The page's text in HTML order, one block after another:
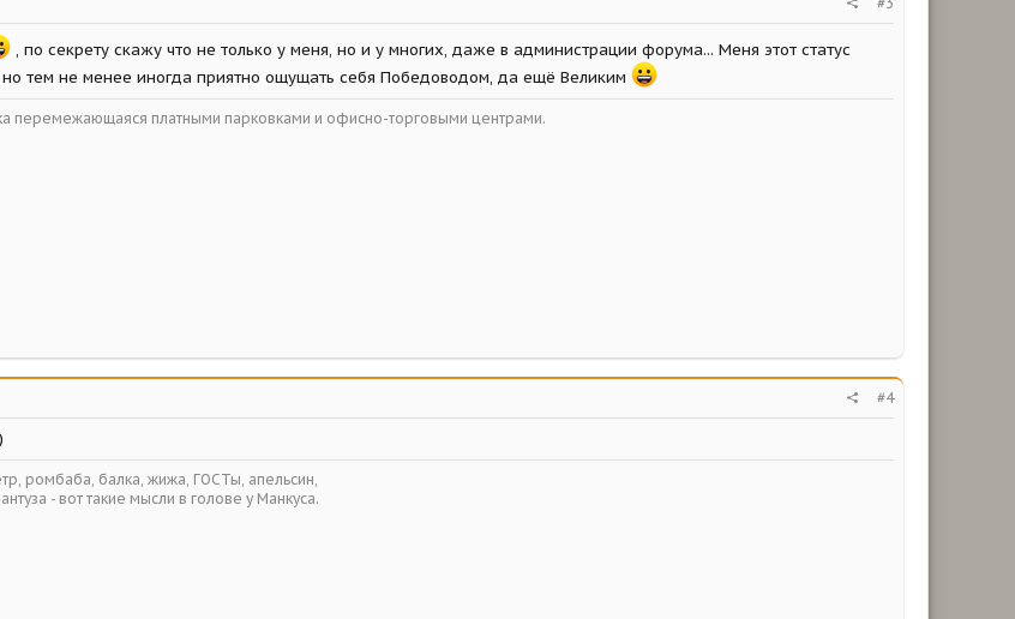
, по секрету скажу что не только у меня, но и у многих, даже в администрации форума... Меня этот статус
тем не менее иногда приятно ощущать себя Победоводом, да ещё Великим
перемежающаяся платными парковками и офисно-торговыми центрами.
#4
ромбаба, балка, жижа, ГОСТы, апельсин,
- вот такие мысли в голове у Манкуса.